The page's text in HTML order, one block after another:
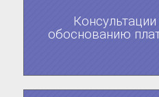
обоснованию